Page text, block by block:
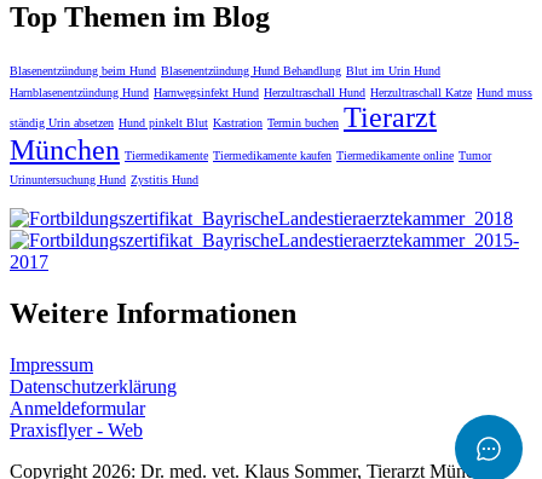
Top Themen im Blog
Blasenentzündung beim Hund Blasenentzündung Hund Behandlung Blut im Urin Hund
Harnblasenentzündung Hund Harnwegsinfekt Hund Herzultraschall Hund Herzultraschall Katze Hund muss
ständig Urin absetzen Hund pinkelt Blut Kastration Termin buchen Tierarzt
München Tiermedikamente Tiermedikamente kaufen Tiermedikamente online Tumor
Urinuntersuchung Hund Zystitis Hund
Weitere Informationen
Impressum
Datenschutzerklärung
Anmeldeformular
Praxisflyer - Web
Copyright 2026: Dr. med. vet. Klaus Sommer, Tierarzt München